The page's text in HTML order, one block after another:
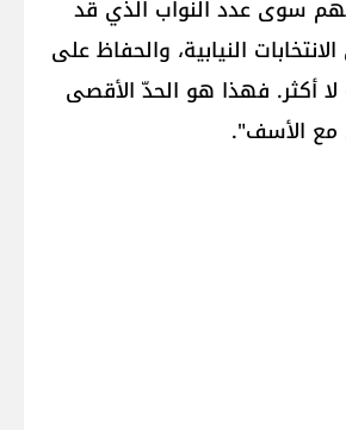
سوى عدد النواب الذي قد
النيابية، والحفاظ على
أكثر. فهذا هو الحدّ الأقصى
مع الأسف".